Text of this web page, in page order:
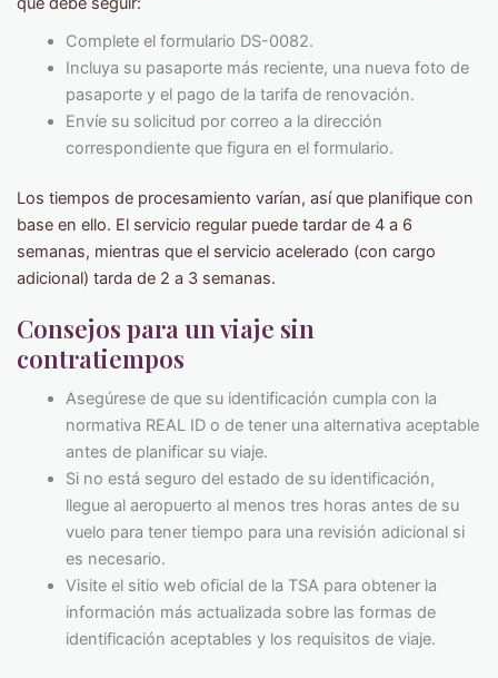
Complete el formulario DS-0082.
Incluya su pasaporte más reciente, una nueva foto de
pasaporte y el pago de la tarifa de renovación.
Envíe su solicitud por correo a la dirección
correspondiente que figura en el formulario.
Los tiempos de procesamiento varían, así que planifique con
base en ello. El servicio regular puede tardar de 4 a 6
semanas, mientras que el servicio acelerado (con cargo
adicional) tarda de 2 a 3 semanas.
Consejos para un viaje sin
contratiempos
Asegúrese de que su identificación cumpla con la
normativa REAL ID o de tener una alternativa aceptable
antes de planificar su viaje.
Si no está seguro del estado de su identificación,
llegue al aeropuerto al menos tres horas antes de su
vuelo para tener tiempo para una revisión adicional si
es necesario.
Visite el sitio web oficial de la TSA para obtener la
información más actualizada sobre las formas de
identificación aceptables y los requisitos de viaje.